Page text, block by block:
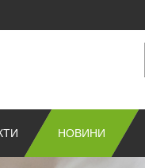
НОВИНИ